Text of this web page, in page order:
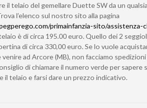
il telaio del gemellare Duette SW da un
l’elenco sul nostro sito alla pagina
primainfanzia-sito/assistenza-
è di circa 195.00 euro. Quello dei 2
di circa 330,00 euro. Se lo vuole
venire ad Arcore (MB), non facciamo
di chiamare il numero verde per sapere
il telaio e farsi dare un prezzo indicativo.